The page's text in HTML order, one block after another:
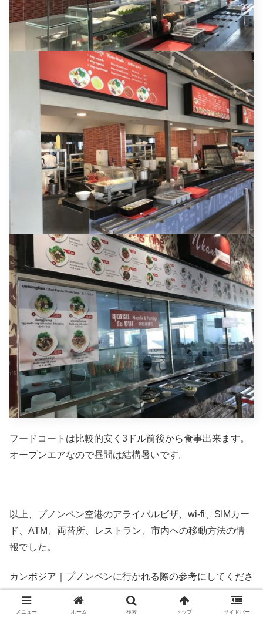
フードコートは比較的安く3ドル前後から食事出来ます。
オープンエアなので昼間は結構暑いです。
以上、プノンペン空港のアライバルビザ、wi-fi、SIMカー
ド、ATM、両替所、レストラン、市内への移動方法の情
報でした。
カンボジア｜プノンペンに行かれる際の参考にしてくださ
い。
メニュー ホーム 検索 トップ サイドバー